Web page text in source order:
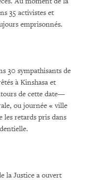
35 activistes et
emprisonnés.
30 sympathisants de
à Kinshasa et
de cette date—
ou journée « ville
retards pris dans
la Justice a ouvert